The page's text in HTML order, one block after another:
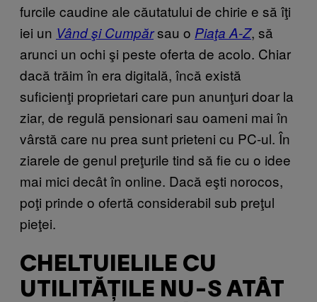
furcile caudine ale căutatului de chirie e să îţi
iei un Vând şi Cumpărsau o Piaţa A-Z, să
arunci un ochi şi peste oferta de acolo. Chiar
dacă trăim în era digitală, încă există
suficienţi proprietari care pun anunţuri doar la
ziar, de regulă pensionari sau oameni mai în
vârstă care nu prea sunt prieteni cu PC-ul. În
ziarele de genul preţurile tind să fie cu o idee
mai mici decât în online. Dacă eşti norocos,
poţi prinde o ofertă considerabil sub preţul
pieţei.
CHELTUIELILE CU
UTILITĂŢILE NU-S ATÂT